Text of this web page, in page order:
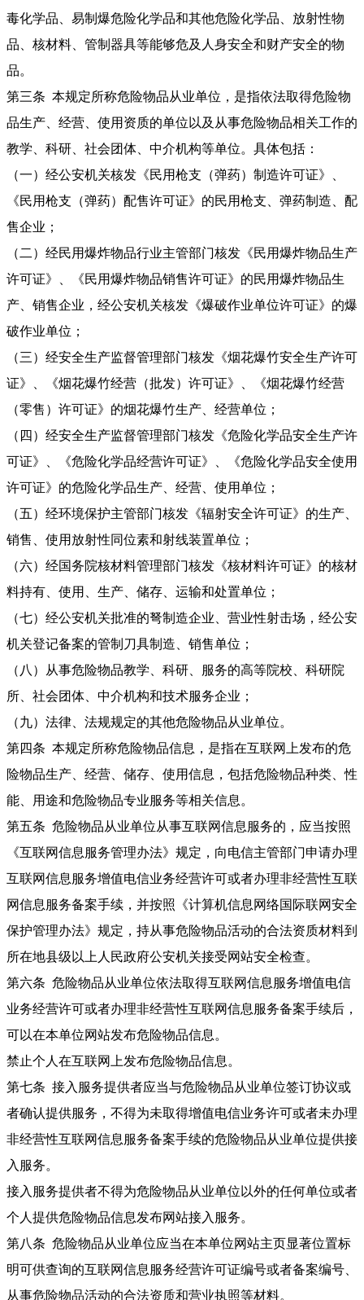
毒化学品、易制爆危险化学品和其他危险化学品、放射性物
品、核材料、管制器具等能够危及人身安全和财产安全的物
品。
第三条 本规定所称危险物品从业单位，是指依法取得危险物
品生产、经营、使用资质的单位以及从事危险物品相关工作的
教学、科研、社会团体、中介机构等单位。具体包括：
（一）经公安机关核发《民用枪支（弹药）制造许可证》、
《民用枪支（弹药）配售许可证》的民用枪支、弹药制造、配
售企业；
（二）经民用爆炸物品行业主管部门核发《民用爆炸物品生产
许可证》、《民用爆炸物品销售许可证》的民用爆炸物品生
产、销售企业，经公安机关核发《爆破作业单位许可证》的爆
破作业单位；
（三）经安全生产监督管理部门核发《烟花爆竹安全生产许可
证》、《烟花爆竹经营（批发）许可证》、《烟花爆竹经营
（零售）许可证》的烟花爆竹生产、经营单位；
（四）经安全生产监督管理部门核发《危险化学品安全生产许
可证》、《危险化学品经营许可证》、《危险化学品安全使用
许可证》的危险化学品生产、经营、使用单位；
（五）经环境保护主管部门核发《辐射安全许可证》的生产、
销售、使用放射性同位素和射线装置单位；
（六）经国务院核材料管理部门核发《核材料许可证》的核材
料持有、使用、生产、储存、运输和处置单位；
（七）经公安机关批准的弩制造企业、营业性射击场，经公安
机关登记备案的管制刀具制造、销售单位；
（八）从事危险物品教学、科研、服务的高等院校、科研院
所、社会团体、中介机构和技术服务企业；
（九）法律、法规规定的其他危险物品从业单位。
第四条 本规定所称危险物品信息，是指在互联网上发布的危
险物品生产、经营、储存、使用信息，包括危险物品种类、性
能、用途和危险物品专业服务等相关信息。
第五条 危险物品从业单位从事互联网信息服务的，应当按照
《互联网信息服务管理办法》规定，向电信主管部门申请办理
互联网信息服务增值电信业务经营许可或者办理非经营性互联
网信息服务备案手续，并按照《计算机信息网络国际联网安全
保护管理办法》规定，持从事危险物品活动的合法资质材料到
所在地县级以上人民政府公安机关接受网站安全检查。
第六条 危险物品从业单位依法取得互联网信息服务增值电信
业务经营许可或者办理非经营性互联网信息服务备案手续后，
可以在本单位网站发布危险物品信息。
禁止个人在互联网上发布危险物品信息。
第七条 接入服务提供者应当与危险物品从业单位签订协议或
者确认提供服务，不得为未取得增值电信业务许可或者未办理
非经营性互联网信息服务备案手续的危险物品从业单位提供接
入服务。
接入服务提供者不得为危险物品从业单位以外的任何单位或者
个人提供危险物品信息发布网站接入服务。
第八条 危险物品从业单位应当在本单位网站主页显著位置标
明可供查询的互联网信息服务经营许可证编号或者备案编号、
从事危险物品活动的合法资质和营业执照等材料。